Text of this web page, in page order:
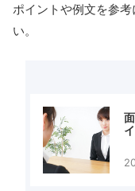
ポイントや例文を参
い。